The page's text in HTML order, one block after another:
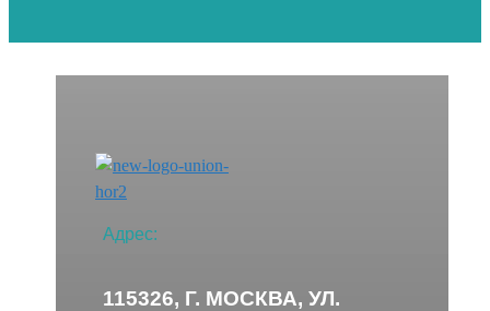
Адрес:
115326, Г. МОСКВА, УЛ.